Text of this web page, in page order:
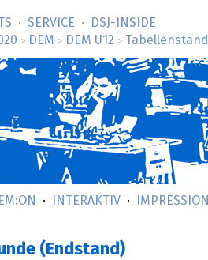
SERVICE
DSJ-­INSIDE
> DEM > DEM U12 >
INTERAKTIV
(Endstand)